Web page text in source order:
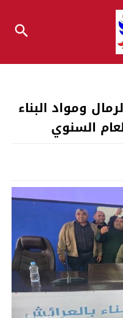
ومواد البناء
السنوي